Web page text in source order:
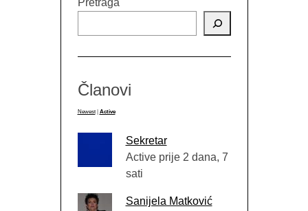
Pretraga
Članovi
Newest Active
Sekretar
Active prije 2 dana, 7
sati
Sanijela Matković